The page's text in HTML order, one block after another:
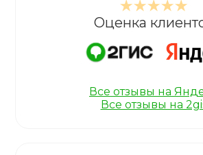
Оценка
Все отзывы на
Все отзывы на